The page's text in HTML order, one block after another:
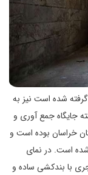
شده است نیز به
جایگاه جمع آوری و
خراسان بوده است و
شده است. در نمای
با بندکشی ساده و